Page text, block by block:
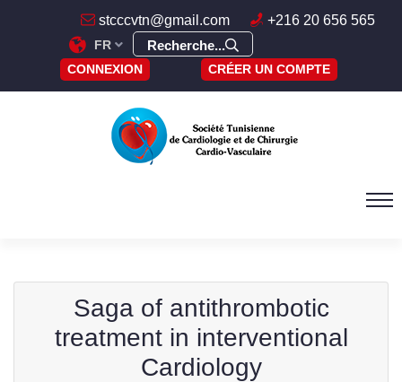
stcccvtn@gmail.com +216 20 656 565
FR Recherche...
CONNEXION CRÉER UN COMPTE
Saga of antithrombotic
treatment in interventional
Cardiology